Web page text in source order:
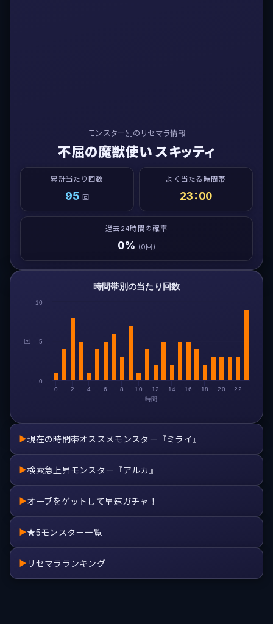
モンスター別のリセマラ情報
不屈の魔獣使い スキッティ
累計当たり回数
95 回
よく当たる時間帯
23：00
過去24時間の確率
0% (0回)
時間
回
時間帯別の当たり回数
0 2 4 6 8 10 12 14 16 18 20 22
0
5
10
▶現在の時間帯オススメモンスター『ミライ』
▶検索急上昇モンスター『アルカ』
▶オーブをゲットして早速ガチャ！
▶★5モンスター一覧
▶ リセマラランキング